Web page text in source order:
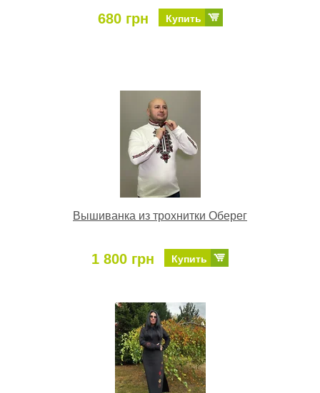
680 грн Купить
Вышиванка из трохнитки Оберег
1 800 грн Купить